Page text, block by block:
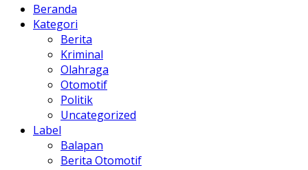
Beranda
Kategori
Berita
Kriminal
Olahraga
Otomotif
Politik
Uncategorized
Label
Balapan
Berita Otomotif